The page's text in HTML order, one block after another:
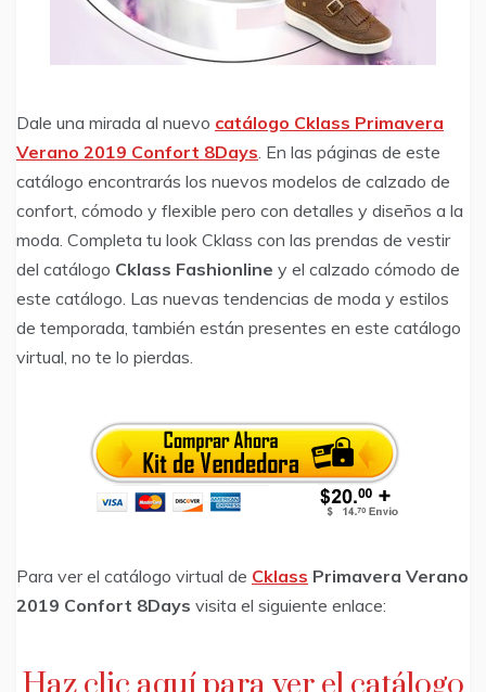
Dale una mirada al nuevo catálogo Cklass Primavera
Verano 2019 Confort 8Days . En las páginas de este
catálogo encontrarás los nuevos modelos de calzado de
confort, cómodo y flexible pero con detalles y diseños a la
moda. Completa tu look Cklass con las prendas de vestir
del catálogo Cklass Fashionline y el calzado cómodo de
este catálogo. Las nuevas tendencias de moda y estilos
de temporada, también están presentes en este catálogo
virtual, no te lo pierdas.
Para ver el catálogo virtual de Cklass Primavera Verano
2019 Confort 8Days visita el siguiente enlace: